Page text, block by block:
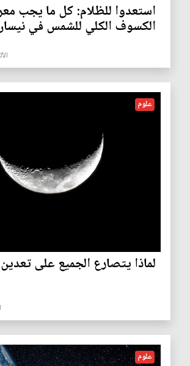
استعدوا للظلام: كل ما يجب
الكسوف الكلي للشمس في نيسان
علوم
لماذا يتصارع الجميع على تعدين
علوم